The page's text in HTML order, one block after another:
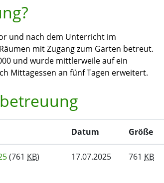
und nach dem Unterricht im
mit Zugang zum Garten betreut.
und wurde mittlerweile auf ein
Mittagessen an fünf Tagen erweitert.
Datum Größe
(761 KB) 17.07.2025 761 KB